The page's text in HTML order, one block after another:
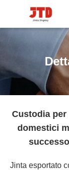
Custodia
domestici
Jinta esportato